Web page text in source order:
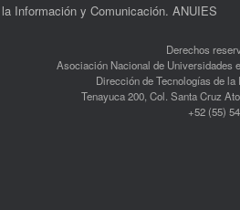
Información y Comunicación. ANUIES
Derechos
Asociación Nacional de Universidades
Dirección de Tecnologías de
Tenayuca 200, Col. Santa Cruz
+52 (55)